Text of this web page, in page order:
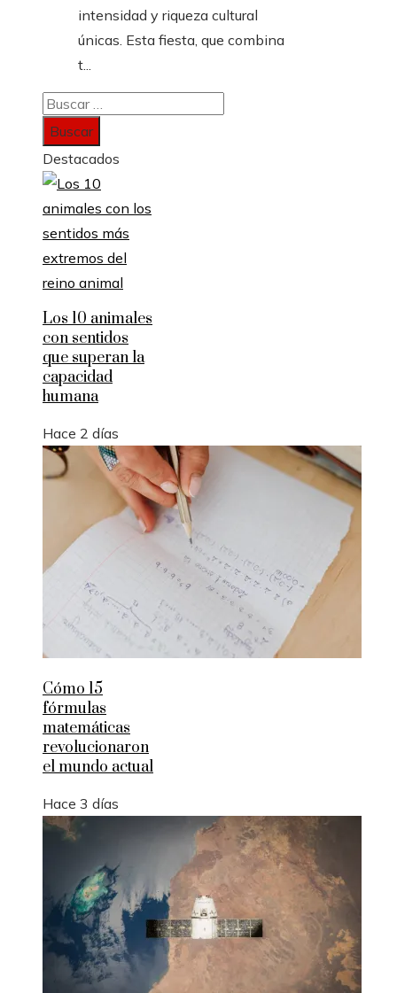
intensidad y riqueza cultural
únicas. Esta fiesta, que combina
t...
Buscar:
Destacados
Los 10 animales
con sentidos
que superan la
capacidad
humana
Hace 2 días
Cómo 15
fórmulas
matemáticas
revolucionaron
el mundo actual
Hace 3 días